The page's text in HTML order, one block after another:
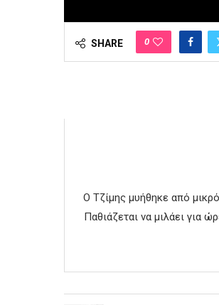
SHARE 0
Ο Τζίμης μυήθηκε από
Παθιάζεται να μιλάει για